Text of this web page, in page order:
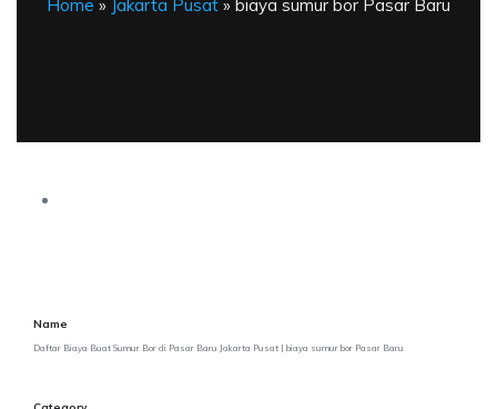
Home » Jakarta Pusat » biaya sumur bor Pasar Baru
Name
Daftar Biaya Buat Sumur Bor di Pasar Baru Jakarta Pusat | biaya sumur bor Pasar Baru